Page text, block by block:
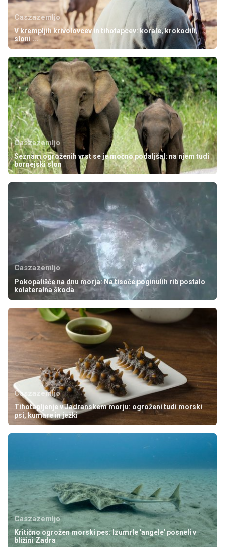
Caszazemljo
V krempljih krivolovcev in tihotapcev: korale, krokodili,
sloni ...
Caszazemljo
Seznam ogroženih vrst se je močno podaljšal: na njem tudi
bornejski slon
Caszazemljo
Pokopališče na dnu morja: Na tisoče poginulih rib postalo
kolateralna škoda
Caszazemljo
Tihotapljenje v Jadranskem morju: ogroženi tudi morski
psi, kumare in ježki
Caszazemljo
Kritično ogrožen morski pes: Izumrle 'angele' posneli v
bližini Zadra